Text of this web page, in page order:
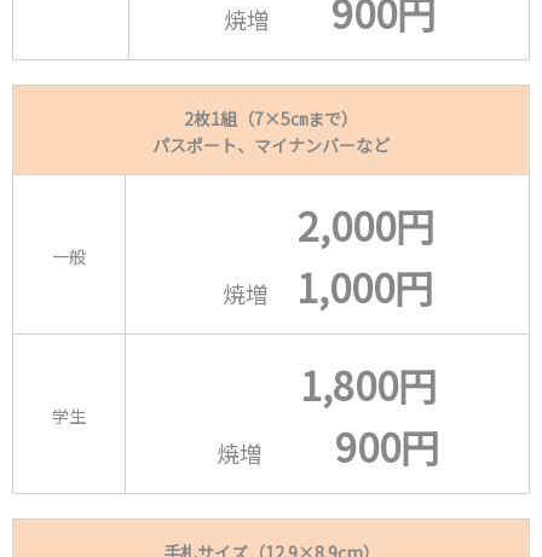
焼増 900円
2枚1組（7×5㎝まで）
パスポート、マイナンバーなど
一般
2,000円
焼増 1,000円
学生
1,800円
焼増 900円